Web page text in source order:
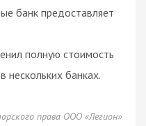
банк предоставляет
полную стоимость
нескольких банках.
права ООО «Легион»